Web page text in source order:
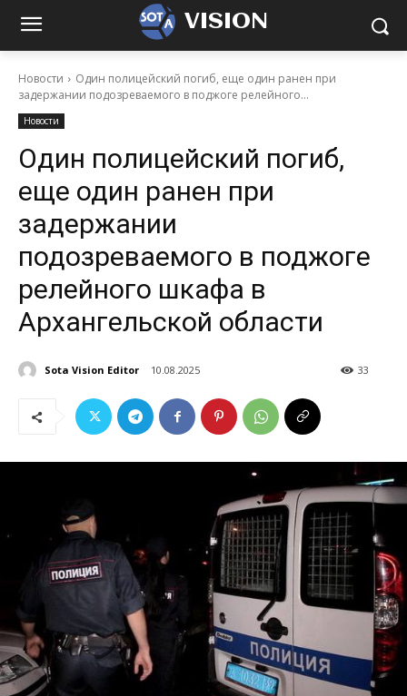
VISION
Новости
Один полицейский погиб, еще один ранен при
задержании подозреваемого в поджоге релейного...
Новости
Один полицейский погиб,
еще один ранен при
задержании
подозреваемого в поджоге
релейного шкафа в
Архангельской области
Sota Vision Editor 10.08.2025 33